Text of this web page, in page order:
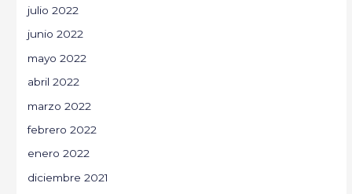
julio 2022
junio 2022
mayo 2022
abril 2022
marzo 2022
febrero 2022
enero 2022
diciembre 2021